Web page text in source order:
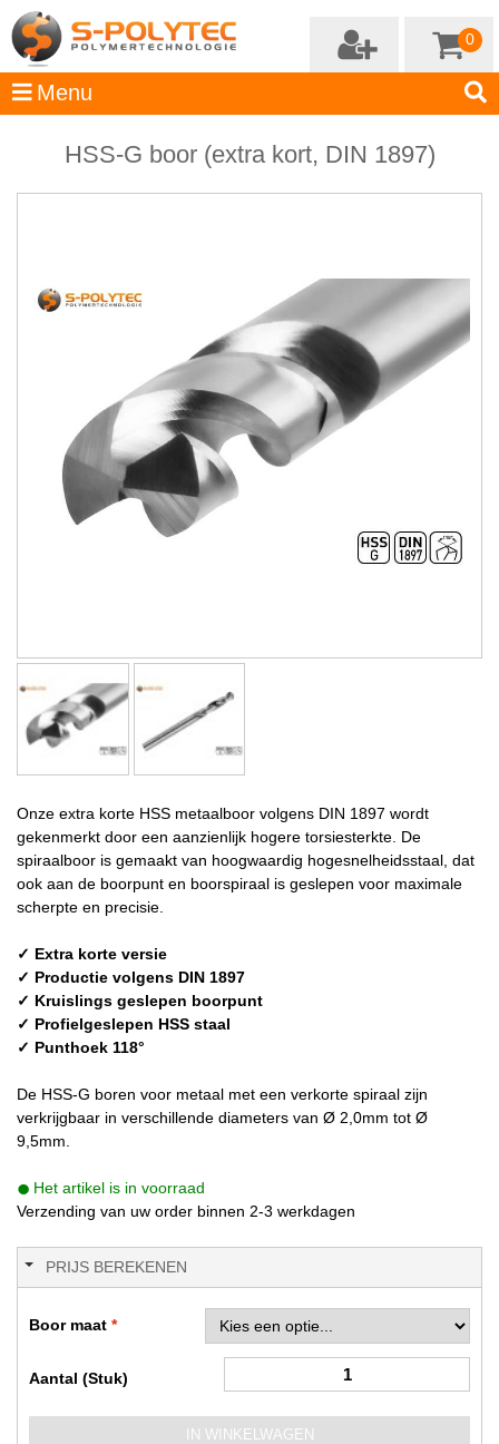
0
HSS-G boor (extra kort, DIN 1897)
Onze extra korte HSS metaalboor volgens DIN 1897 wordt
gekenmerkt door een aanzienlijk hogere torsiesterkte. De
spiraalboor is gemaakt van hoogwaardig hogesnelheidsstaal, dat
ook aan de boorpunt en boorspiraal is geslepen voor maximale
scherpte en precisie.
✓ Extra korte versie
✓ Productie volgens DIN 1897
✓ Kruislings geslepen boorpunt
✓ Profielgeslepen HSS staal
✓ Punthoek 118°
De HSS-G boren voor metaal met een verkorte spiraal zijn
verkrijgbaar in verschillende diameters van Ø 2,0mm tot Ø
9,5mm.
Het artikel is in voorraad
Verzending van uw order binnen 2-3 werkdagen
PRIJS BEREKENEN
Boor maat
Aantal (Stuk)
IN WINKELWAGEN